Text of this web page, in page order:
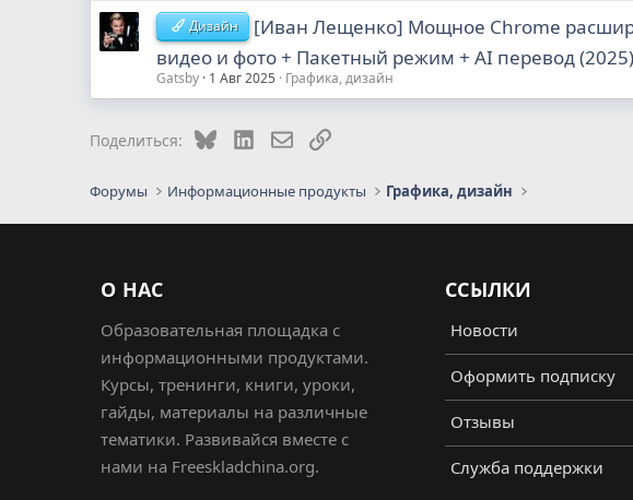
Дизайн
[Иван Лещенко] Мощное Chrome
видео и фото + Пакетный режим + AI перевод (2025)
Gatsby 1 Авг 2025 Графика, дизайн
Поделиться: BlueskyLinkedInЭлектронная почта
Ссылка
Форумы Информационные продукты Графика, дизайн
О НАС
Образовательная площадка с
информационными продуктами.
Курсы, тренинги, книги, уроки,
гайды, материалы на различные
тематики. Развивайся вместе с
нами на Freeskladchina.org.
ССЫЛКИ
Новости
Оформить подписку
Отзывы
Служба поддержки